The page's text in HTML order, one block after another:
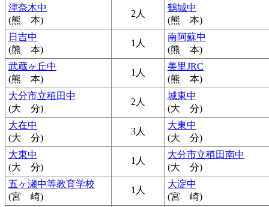
津奈木中
(熊 本)
2人
鶴城中
(熊 本)
日吉中
(熊 本)
1人
南阿蘇中
(熊 本)
武蔵ヶ丘中
(熊 本)
1人
美里JRC
(熊 本)
大分市立稙田中
(大 分)
2人
城東中
(大 分)
大在中
(大 分)
3人
大東中
(大 分)
大東中
(大 分)
1人
大分市立稙田南中
(大 分)
五ヶ瀬中等教育学校
(宮 崎)
1人
大淀中
(宮 崎)